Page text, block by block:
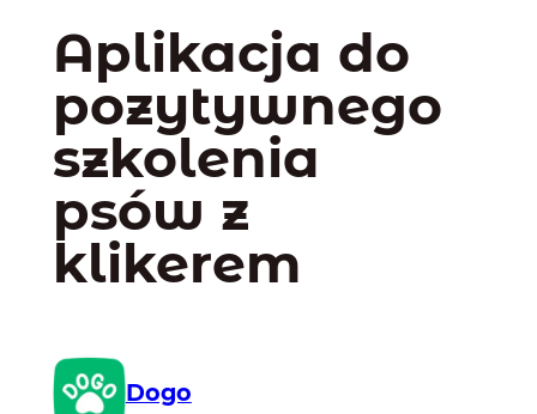
Aplikacja do
pozytywnego
szkolenia
psów z
klikerem
Dogo